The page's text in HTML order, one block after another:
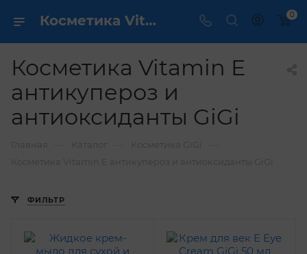
Косметика Vitamin E антикупероз и антиоксиданты GiGi - купить в интернет магазине ✔️ по выгодной цене 0
Косметика Vitamin E
антикупероз и
антиоксиданты GiGi
ФИЛЬТР